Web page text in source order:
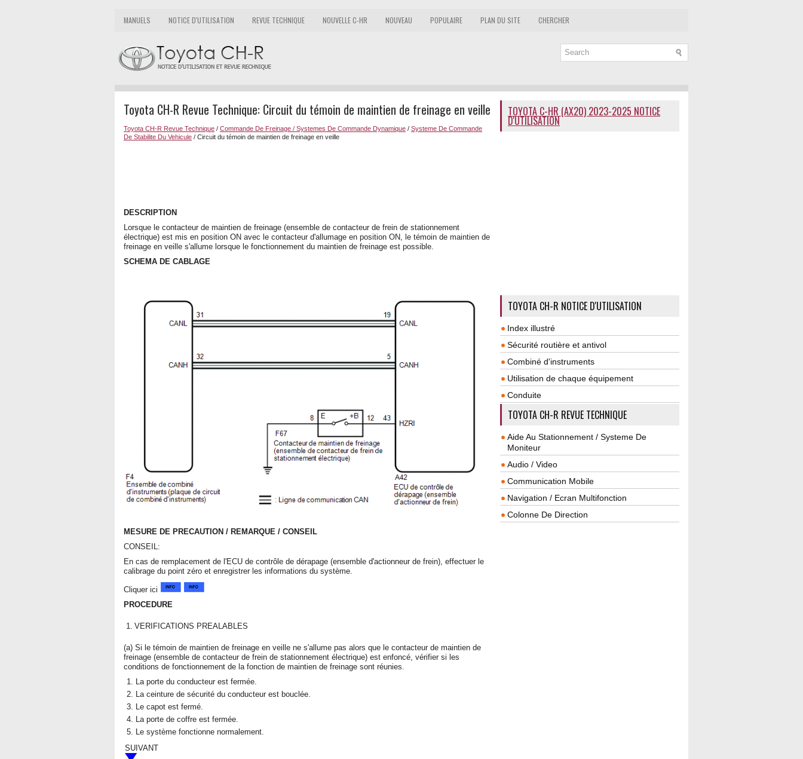
MANUELS NOTICE D'UTILISATION REVUE TECHNIQUE NOUVELLE C-HR NOUVEAU POPULAIRE PLAN DU SITE CHERCHER
Toyota CH-R Revue Technique: Circuit du témoin de maintien de freinage en veille
Toyota CH-R Revue Technique / Commande De Freinage / Systemes De Commande Dynamique / Systeme De Commande
De Stabilite Du Vehicule / Circuit du témoin de maintien de freinage en veille
DESCRIPTION
Lorsque le contacteur de maintien de freinage (ensemble de contacteur de frein de stationnement
électrique) est mis en position ON avec le contacteur d'allumage en position ON, le témoin de maintien de
freinage en veille s'allume lorsque le fonctionnement du maintien de freinage est possible.
SCHEMA DE CABLAGE
MESURE DE PRECAUTION / REMARQUE / CONSEIL
CONSEIL:
En cas de remplacement de l'ECU de contrôle de dérapage (ensemble d'actionneur de frein), effectuer le
calibrage du point zéro et enregistrer les informations du système.
Cliquer ici
PROCEDURE
1. VERIFICATIONS PREALABLES
(a) Si le témoin de maintien de freinage en veille ne s'allume pas alors que le contacteur de maintien de
freinage (ensemble de contacteur de frein de stationnement électrique) est enfoncé, vérifier si les
conditions de fonctionnement de la fonction de maintien de freinage sont réunies.
La porte du conducteur est fermée.
La ceinture de sécurité du conducteur est bouclée.
Le capot est fermé.
La porte de coffre est fermée.
Le système fonctionne normalement.
SUIVANT
TOYOTA C-HR (AX20) 2023-2025 NOTICE
D'UTILISATION
TOYOTA CH-R NOTICE D'UTILISATION
Index illustré
Sécurité routière et antivol
Combiné d'instruments
Utilisation de chaque équipement
Conduite
TOYOTA CH-R REVUE TECHNIQUE
Aide Au Stationnement / Systeme De
Moniteur
Audio / Video
Communication Mobile
Navigation / Ecran Multifonction
Colonne De Direction